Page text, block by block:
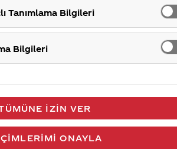
soru işaretlerini giderdi
Tanımlama Bilgileri
Bilgileri
İZIN VER
ONAYLA